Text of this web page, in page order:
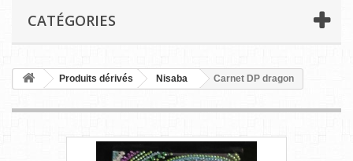
CATÉGORIES
Produits dérivés Nisaba Carnet DP dragon